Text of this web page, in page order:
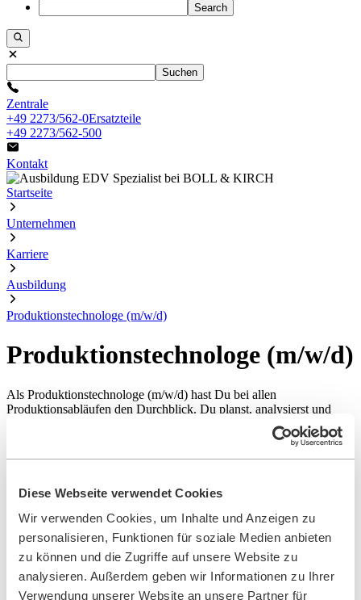
Diese Webseite verwendet Cookies
Wir verwenden Cookies, um Inhalte und Anzeigen zu
personalisieren, Funktionen für soziale Medien anbieten
zu können und die Zugriffe auf unsere Website zu
analysieren. Außerdem geben wir Informationen zu Ihrer
Verwendung unserer Website an unsere Partner für
Search
Suchen
Zentrale
+49 2273/562-0Ersatzteile
+49 2273/562-500
Kontakt
Startseite
Unternehmen
Karriere
Ausbildung
Produktionstechnologe (m/w/d)
Produktionstechnologe (m/w/d)
Als Produktionstechnologe (m/w/d) hast Du bei allen
Produktionsabläufen den Durchblick. Du planst, analysierst und
kontrollierst sämtliche Prozesse und richtest komplexe
Unsere Vorteile für Dich
Hohe Übernahmechancen